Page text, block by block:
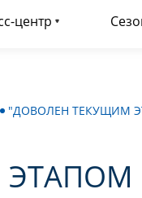
центр
"ДОВОЛЕН ТЕКУЩИМ